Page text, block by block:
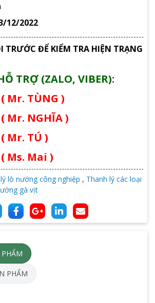
12/2022
TRƯỚC ĐỂ KIỂM TRA HIỆN TRẠNG
TRỢ (ZALO, VIBER):
( Mr. TÙNG )
( Mr. NGHĨA )
( Mr. TÚ )
( Ms. Mai )
lò nướng công nghiệp , Thanh lý các loại
gà vịt
PHẨM